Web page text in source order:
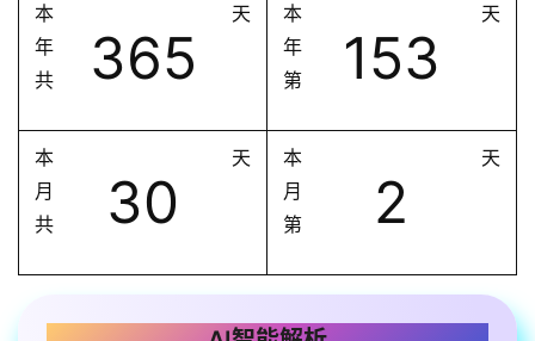
本
年
共
365
天
本
年
第
153
天
本
月
共
30
天
本
月
第
2
天